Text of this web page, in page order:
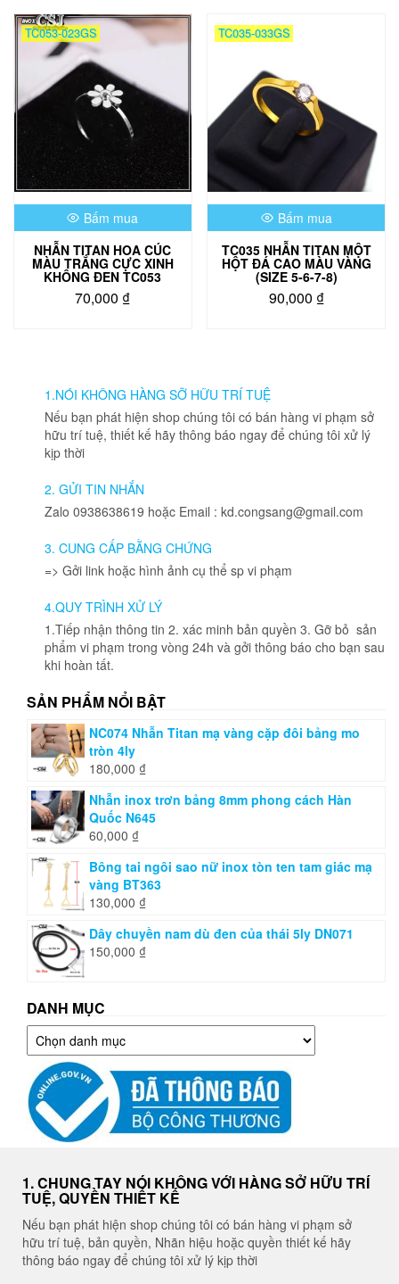
Các
tùy
chọn
có
chọn
trên
trang
sản
phẩm
TC053-023GS
Bấm mua
NHẪN TITAN HOA CÚC
MÀU TRẮNG CỰC XINH
KHÔNG ĐEN TC053
70,000 ₫
nhiều
biến
thể.
Các
chọn
thể
được
chọn
trên
sản
phẩm
TC035-033GS
Bấm mua
TC035 NHẪN TITAN MỘT
HỘT ĐÁ CAO MÀU VÀNG
(SIZE 5-6-7-8)
90,000 ₫
biến
thể.
Các
thể
phẩm
1.NÓI KHÔNG HÀNG SỠ HỮU TRÍ TUỆ
Nếu bạn phát hiện shop chúng tôi có bán hàng vi phạm sở
hữu trí tuệ, thiết kế hãy thông báo ngay để chúng tôi xử lý
kịp thời
2. GỬI TIN NHẮN
Zalo 0938638619 hoặc Email : kd.congsang@gmail.com
3. CUNG CẤP BẰNG CHỨNG
=> Gởi link hoặc hình ảnh cụ thể sp vi phạm
4.QUY TRÌNH XỬ LÝ
1.Tiếp nhận thông tin 2. xác minh bản quyền 3. Gỡ bỏ sản
phẩm vi phạm trong vòng 24h và gởi thông báo cho bạn sau
khi hoàn tất.
SẢN PHẨM NỔI BẬT
NC074 Nhẫn Titan mạ vàng cặp đôi bảng mo
tròn 4ly
180,000 ₫
Nhẫn inox trơn bảng 8mm phong cách Hàn
Quốc N645
60,000 ₫
Bông tai ngôi sao nữ inox tòn ten tam giác mạ
vàng BT363
130,000 ₫
Dây chuyền nam dù đen của thái 5ly DN071
150,000 ₫
DANH MỤC
Danh
mục
1. CHUNG TAY NÓI KHÔNG VỚI HÀNG SỞ HỮU TRÍ
TUỆ, QUYỀN THIẾT KẾ
Nếu bạn phát hiện shop chúng tôi có bán hàng vi phạm sở
hữu trí tuệ, bản quyền, Nhãn hiệu hoặc quyền thiết kế hãy
thông báo ngay để chúng tôi xử lý kịp thời